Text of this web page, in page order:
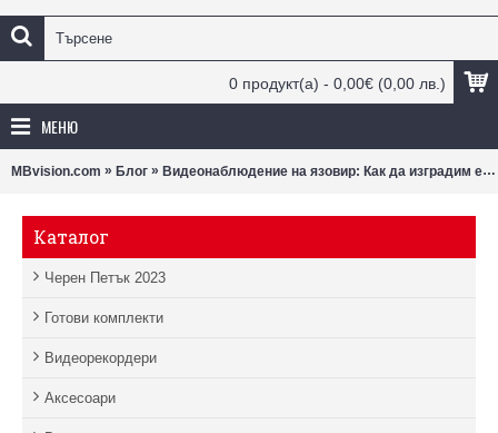
0 продукт(а) - 0,00€ (0,00 лв.)
МЕНЮ
MBvision.com » Блог » Видеонаблюдение на язовир: Как да изградим ефективна система за сигурност без електрическа мрежа
Каталог
Черен Петък 2023
Готови комплекти
Видеорекордери
Аксесоари